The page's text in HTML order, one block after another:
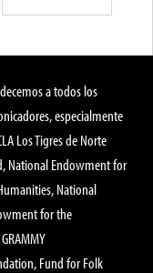
a todos los
especialmente
Los Tigres de Norte
National Endowment for
National
for the
Fund for Folk